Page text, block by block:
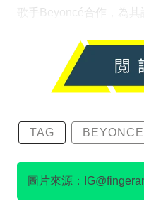
歌手Beyoncé合作，為
TAG BEYONCE
FINGERANDFISH
圖片來源：